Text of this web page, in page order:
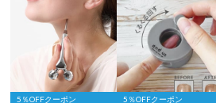
5％OFFクーポン 5％OFFクーポン